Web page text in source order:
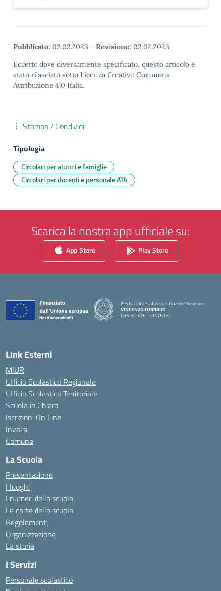
Pubblicato: 02.02.2023 - Revisione: 02.02.2023
Eccetto dove diversamente specificato, questo articolo è
stato rilasciato sotto Licenza Creative Commons
Attribuzione 4.0 Italia.
Stampa / Condividi
Tipologia
Circolari per alunni e famiglie
Circolari per docenti e personale ATA
Scarica la nostra app ufficiale su:
App Store Play Store
ISIS Istituto Statale di Istruzione Superiore
VINCENZO CORRADO
CASTEL VOLTURNO (CE)
Link Esterni
MIUR
Ufficio Scolastico Regionale
Ufficio Scolastico Territoriale
Scuola in Chiaro
Iscrizioni On Line
Invalsi
Comune
La Scuola
Presentazione
I luoghi
I numeri della scuola
Le carte della scuola
Regolamenti
Organizzazione
La storia
I Servizi
Personale scolastico